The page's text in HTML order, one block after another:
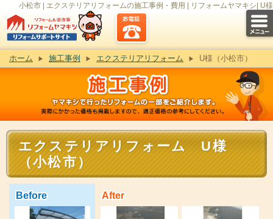
小松市 | エクステリアリフォームの施工事例・費用 | リフォームヤマキシ| U様
ホーム 施工事例 エクステリアリフォーム U様（小松市）
エクステリアリフォーム U様
（小松市）
Before After